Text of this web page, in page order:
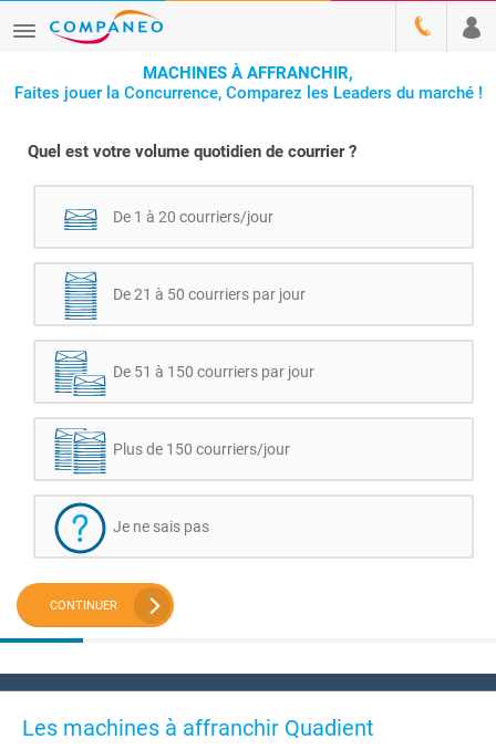
MACHINES À AFFRANCHIR,
Faites jouer la Concurrence, Comparez les Leaders du marché !
Quel est votre volume quotidien de courrier ?
De 1 à 20 courriers/jour
De 21 à 50 courriers par jour
De 51 à 150 courriers par jour
Plus de 150 courriers/jour
Je ne sais pas
CONTINUER
Les machines à affranchir Quadient